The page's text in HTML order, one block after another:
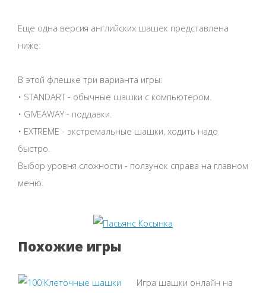
Еще одна версия английских шашек представлена
ниже:
В этой флешке три варианта игры:
• STANDART - обычные шашки с компьютером.
• GIVEAWAY - поддавки.
• EXTREME - экстремальные шашки, ходить надо
быстро.
Выбор уровня сложности - ползунок справа на главном
меню.
Похожие игры
Игра шашки онлайн на